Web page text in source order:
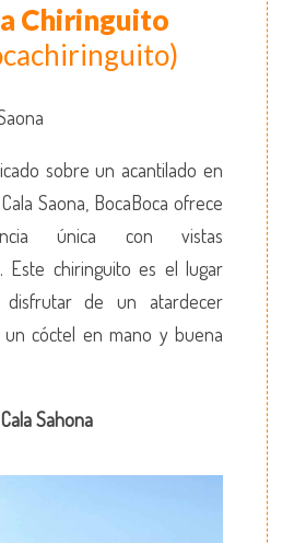
Chiringuito
sobre un acantilado en
Saona, BocaBoca ofrece
única con vistas
Este chiringuito es el lugar
de un atardecer
un cóctel en mano y buena
Sahona